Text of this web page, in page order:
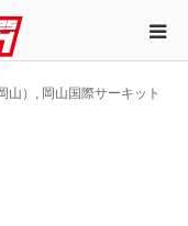
山） , 岡山国際サーキット